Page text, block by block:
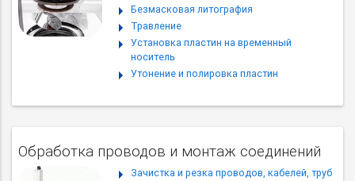
Безмасковая литография
Травление
Установка пластин на временный
носитель
Утонение и полировка пластин
Обработка проводов и монтаж соединений
Зачистка и резка проводов, кабелей, труб